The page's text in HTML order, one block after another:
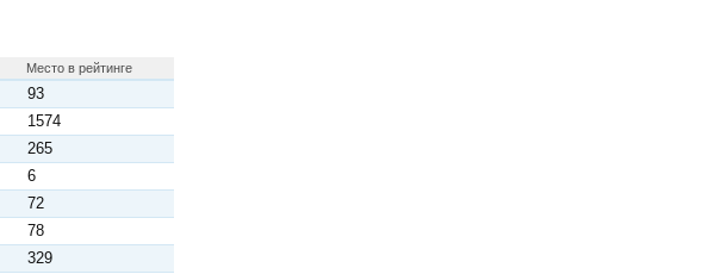
Место в рейтинге
93
1574
265
6
72
78
329